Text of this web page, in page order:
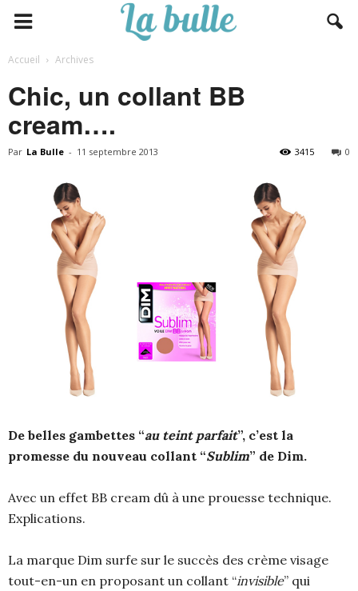
Accueil Archives
Chic, un collant BB
cream….
Par La Bulle - 11 septembre 2013 0
3415
De belles gambettes “au teint parfait”, c’est la
promesse du nouveau collant “Sublim” de Dim.
Avec un effet BB cream dû à une prouesse technique.
Explications.
La marque Dim surfe sur le succès des crème visage
tout-en-un en proposant un collant “invisible” qui